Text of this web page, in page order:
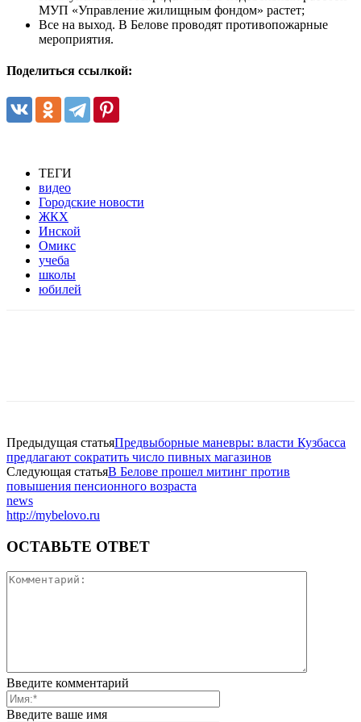
МУП «Управление жилищным фондом» растет;
Все на выход. В Белове проводят противопожарные
мероприятия.
Поделиться ссылкой:
ТЕГИ
видео
Городские новости
ЖКХ
Инской
Омикс
учеба
школы
юбилей
Предыдущая статьяПредвыборные маневры: власти Кузбасса
предлагают сократить число пивных магазинов
Следующая статьяВ Белове прошел митинг против
повышения пенсионного возраста
news
http://mybelovo.ru
ОСТАВЬТЕ ОТВЕТ
Введите комментарий
Введите ваше имя